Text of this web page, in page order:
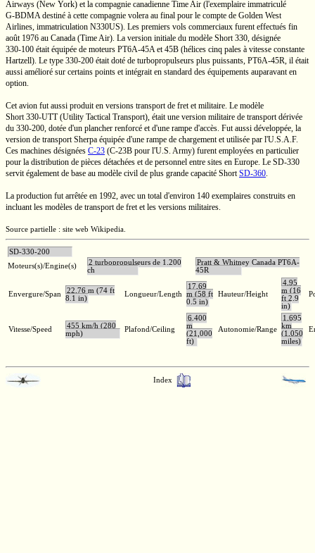
Airways (New York) et la compagnie canadienne Time Air (l'exemplaire immatriculé
G-BDMAdestiné à cette compagnie volera au final pour le compte de Golden West
Airlines, immatriculation N330US). Les premiers vols commerciaux furent effectués fin
août 1976 au Canada (Time Air). La version initiale du modèle Short 330, désignée
330-100 était équipée de moteurs PT6A-45Aet 45B (hélices cinq pales à vitesse constante
Hartzell). Le type 330-200 était doté de turbopropulseurs plus puissants, PT6A-45R, il était
aussi amélioré sur certains points et intégrait en standard des équipements auparavant en
option.
Cet avion fut aussi produit en versions transport de fret et militaire. Le modèle
Short 330-UTT(Utility Tactical Transport), était une version militaire de transport dérivée
du 330-200, dotée d'un plancher renforcé et d'une rampe d'accès. Fut aussi développée, la
version de transport Sherpa équipée d'une rampe de chargement et utilisée par l'U.S.A.F.
Ces machines désignées C-23 (C-23B pour l'U.S. Army) furent employées en particulier
pour la distribution de pièces détachées et de personnel entre sites en Europe. Le SD-330
servit également de base au modèle civil de plus grande capacité ShortSD-360.
La production fut arrêtée en 1992, avec un total d'environ 140 exemplaires construits en
incluant les modèles de transport de fret et les versions militaires.
Source partielle : site web Wikipedia.
SD-330-200
Moteurs(s)/Engine(s)
2 turbopropulseurs de 1.200
ch
Pratt & Whitney Canada PT6A-
45R
Envergure/Span
22,76 m (74 ft
8.1 in)
Longueur/Length
17,69
m (58 ft
0.5 in)
Hauteur/Height
4,95
m (16
ft 2.9
in)
Vitesse/Speed
455 km/h (280
mph)
Plafond/Ceiling
6.400
m
(21,000
ft)
Autonomie/Range
1.695
km
(1,050
miles)
Index